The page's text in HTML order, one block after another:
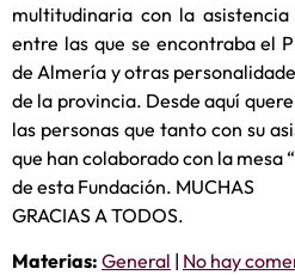
multitudinaria con la
entre las que se encontraba el
de Almería y otras
de la provincia. Desde aquí
las personas que tanto con su
que han colaborado con la mesa
de esta Fundación. MUCHAS
GRACIAS A TODOS.
Materias: General | No hay